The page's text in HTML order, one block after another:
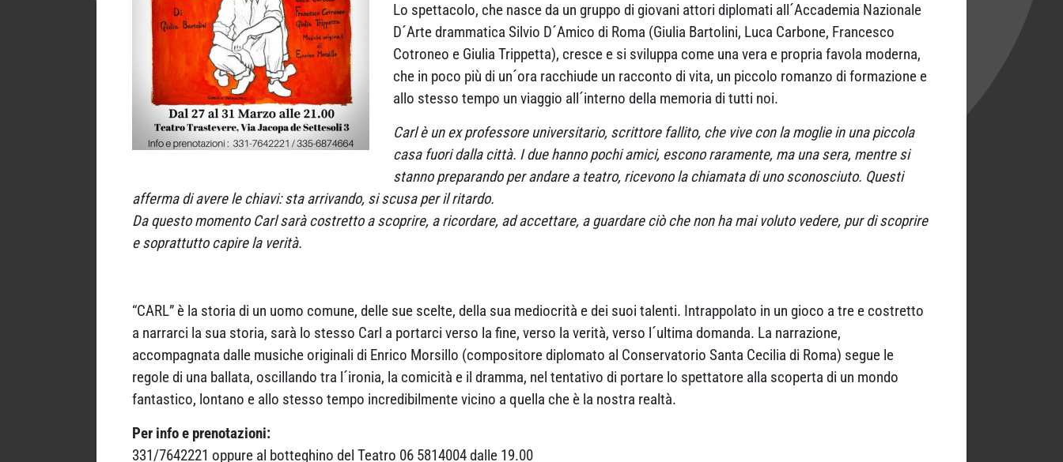
Lo spettacolo, che nasce da un gruppo di giovani attori diplomati all´Accademia Nazionale
D´Arte drammatica Silvio D´Amico di Roma (Giulia Bartolini, Luca Carbone, Francesco
Cotroneo e Giulia Trippetta), cresce e si sviluppa come una vera e propria favola moderna,
che in poco più di un´ora racchiude un racconto di vita, un piccolo romanzo di formazione e
allo stesso tempo un viaggio all´interno della memoria di tutti noi.
Carl è un ex professore universitario, scrittore fallito, che vive con la moglie in una piccola
casa fuori dalla città. I due hanno pochi amici, escono raramente, ma una sera, mentre si
stanno preparando per andare a teatro, ricevono la chiamata di uno sconosciuto. Questi
afferma di avere le chiavi: sta arrivando, si scusa per il ritardo.
Da questo momento Carl sarà costretto a scoprire, a ricordare, ad accettare, a guardare ciò che non ha mai voluto vedere, pur di scoprire
e soprattutto capire la verità.
“CARL” è la storia di un uomo comune, delle sue scelte, della sua mediocrità e dei suoi talenti. Intrappolato in un gioco a tre e costretto
a narrarci la sua storia, sarà lo stesso Carl a portarci verso la fine, verso la verità, verso l´ultima domanda. La narrazione,
accompagnata dalle musiche originali di Enrico Morsillo (compositore diplomato al Conservatorio Santa Cecilia di Roma) segue le
regole di una ballata, oscillando tra l´ironia, la comicità e il dramma, nel tentativo di portare lo spettatore alla scoperta di un mondo
fantastico, lontano e allo stesso tempo incredibilmente vicino a quella che è la nostra realtà.
Per info e prenotazioni:
331/7642221 oppure al botteghino del Teatro 06 5814004 dalle 19.00